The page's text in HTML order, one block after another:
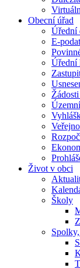
Obecní úřad
Úřední
E-
Úřední
Život v obci
Školy